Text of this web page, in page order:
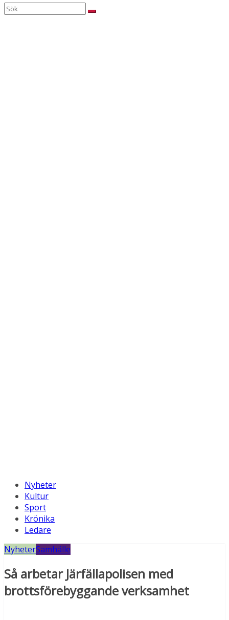
Nyheter
Kultur
Sport
Krönika
Ledare
NyheterSamhälle
Så arbetar Järfällapolisen med
brottsförebyggande verksamhet